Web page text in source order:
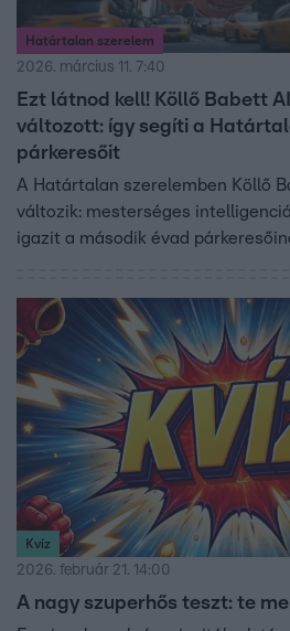
Határtalan szerelem
2026. március 11. 7:40
Ezt látnod kell! Köllő Babett
változott: így segíti a
párkeresőit
A Határtalan szerelemben Köllő
változik: mesterséges
igazit a második évad
Kvíz
2026. február 21. 14:00
A nagy szuperhős teszt: te